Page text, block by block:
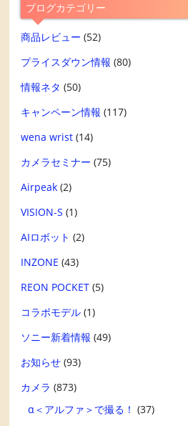
ブログカテゴリー
商品レビュー (52)
プライスダウン情報 (80)
情報ネタ (50)
キャンペーン情報 (117)
wena wrist (14)
カメラセミナー (75)
Airpeak (2)
VISION-S (1)
AIロボット (2)
INZONE (43)
REON POCKET (5)
コラボモデル (1)
ソニー新着情報 (49)
お知らせ (93)
カメラ (873)
α＜アルファ＞で撮る！ (37)